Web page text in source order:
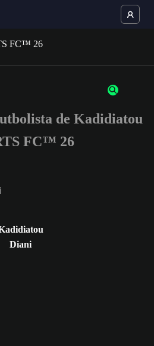
de 3 caracteres o números
de Kadidiatou
FC™ 26
Diani